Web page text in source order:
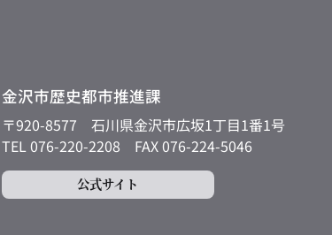
金沢市歴史都市推進課
〒920-8577
石川県金沢市広坂1丁目1番1号
TEL 076-220-2208
FAX 076-224-5046
公式サイト